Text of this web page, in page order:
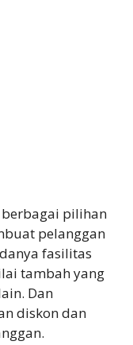
pilihan
pelanggan
fasilitas
tambah yang
Dan
diskon dan